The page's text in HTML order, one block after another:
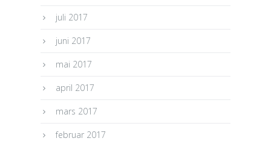
juli 2017
juni 2017
mai 2017
april 2017
mars 2017
februar 2017